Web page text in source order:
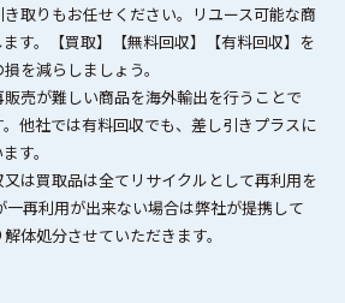
取りもお任せください。リユース可能な商
す。【買取】【無料回収】【有料回収】を
を減らしましょう。
売が難しい商品を海外輸出を行うことで
。他社では有料回収でも、差し引きプラスに
す。
は買取品は全てリサイクルとして再利用を
一再利用が出来ない場合は弊社が提携して
体処分させていただきます。